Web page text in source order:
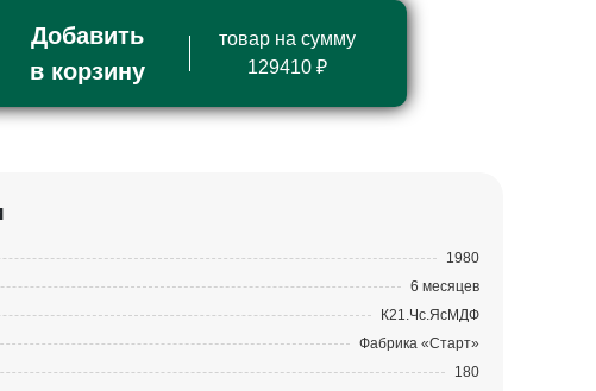
Добавить
в корзину
товар на сумму
129410 ₽
1980
6 месяцев
К21.Чс.ЯсМДФ
Фабрика «Старт»
180